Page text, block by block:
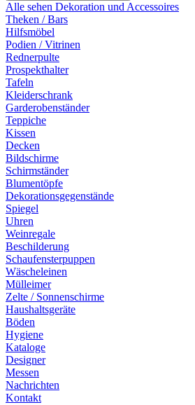
Alle sehen Dekoration und Accessoires
Theken / Bars
Hilfsmöbel
Podien / Vitrinen
Rednerpulte
Prospekthalter
Tafeln
Kleiderschrank
Garderobenständer
Teppiche
Kissen
Decken
Bildschirme
Schirmständer
Blumentöpfe
Dekorationsgegenstände
Spiegel
Uhren
Weinregale
Beschilderung
Schaufensterpuppen
Wäscheleinen
Mülleimer
Zelte / Sonnenschirme
Haushaltsgeräte
Böden
Hygiene
Kataloge
Designer
Messen
Nachrichten
Kontakt